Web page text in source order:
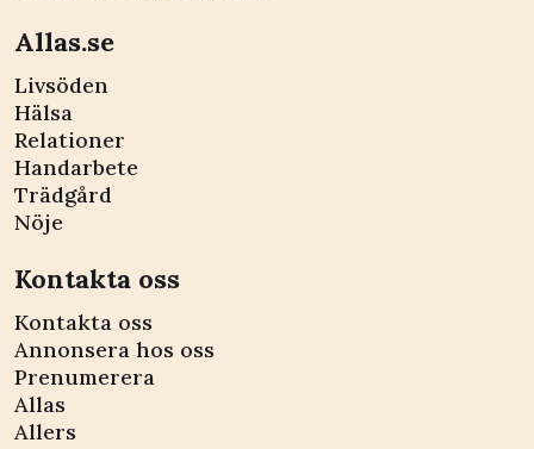
Allas.se
Livsöden
Hälsa
Relationer
Handarbete
Trädgård
Nöje
Kontakta oss
Kontakta oss
Annonsera hos oss
Prenumerera
Allas
Allers